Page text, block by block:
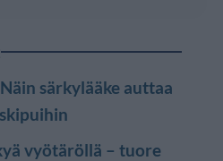
särkylääke auttaa
vyötäröllä – tuore